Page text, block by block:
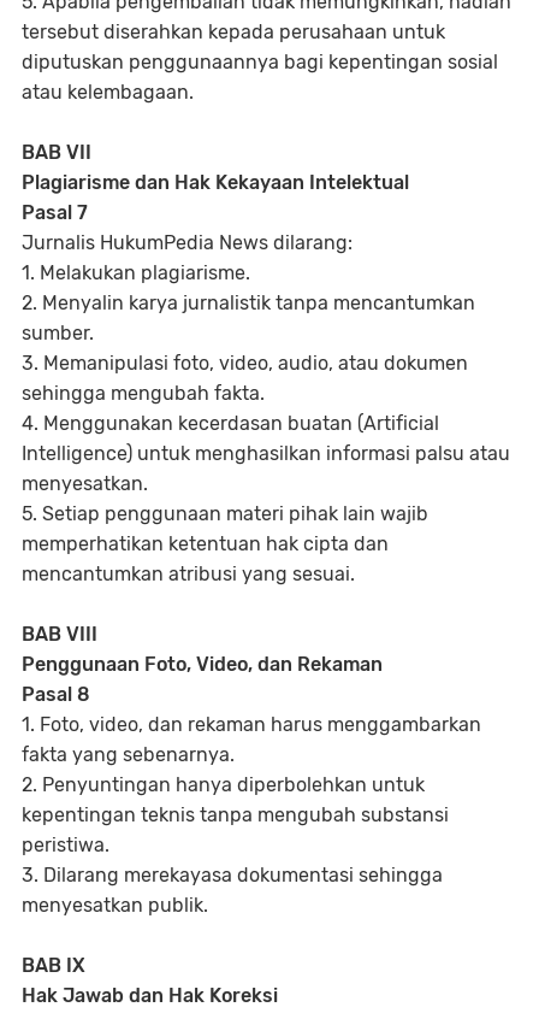
tersebut diserahkan kepada perusahaan untuk
diputuskan penggunaannya bagi kepentingan sosial
atau kelembagaan.
BAB VII
Plagiarisme dan Hak Kekayaan Intelektual
Pasal 7
Jurnalis HukumPedia News dilarang:
1. Melakukan plagiarisme.
2. Menyalin karya jurnalistik tanpa mencantumkan
sumber.
3. Memanipulasi foto, video, audio, atau dokumen
sehingga mengubah fakta.
4. Menggunakan kecerdasan buatan (Artificial
Intelligence) untuk menghasilkan informasi palsu atau
menyesatkan.
5. Setiap penggunaan materi pihak lain wajib
memperhatikan ketentuan hak cipta dan
mencantumkan atribusi yang sesuai.
BAB VIII
Penggunaan Foto, Video, dan Rekaman
Pasal 8
1. Foto, video, dan rekaman harus menggambarkan
fakta yang sebenarnya.
2. Penyuntingan hanya diperbolehkan untuk
kepentingan teknis tanpa mengubah substansi
peristiwa.
3. Dilarang merekayasa dokumentasi sehingga
menyesatkan publik.
BAB IX
Hak Jawab dan Hak Koreksi